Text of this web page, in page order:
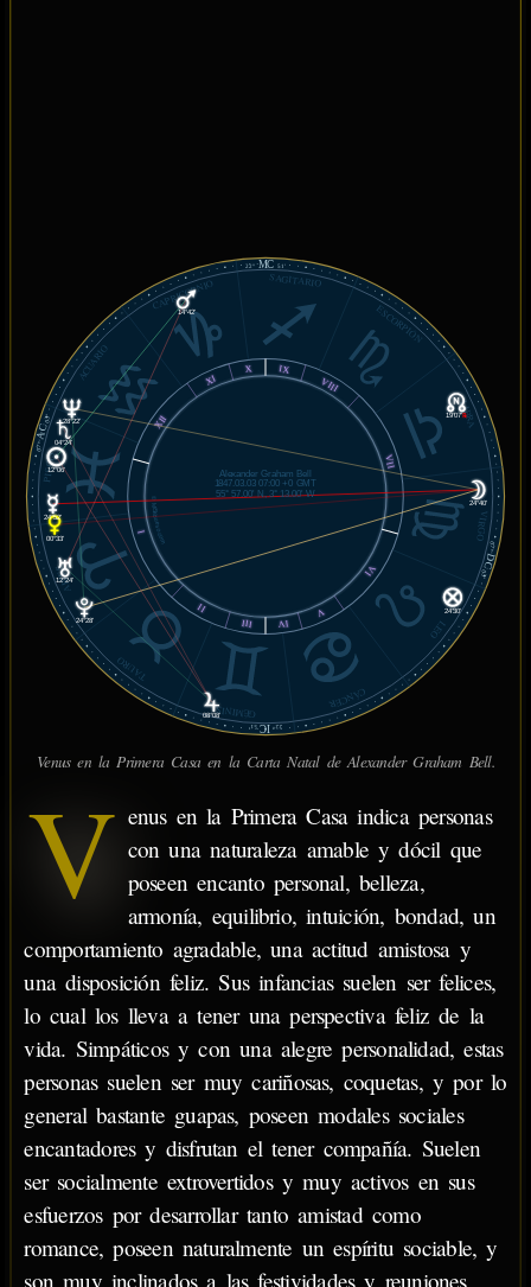
© MiSabueso.com
07°
AC
03'
07°
DC
03'
22°MC51'
22°
IC
51'
ARIES
TAURO
GÉMINIS
CÁNCER
LEO
VIRGO
LIBRA
ESCORPIÓN
SAGITARIO
CAPRICORNIO
ACUARIO
PISCIS
X
XI
XII
I
II
III IV
V
VI
VII
VIII
IX
12°06'
24°40'
24°52'
00°33'
14°42'
08°08'
04°24'
12°24'
28°22'
24°28'
19°07'℞
24°30'
Alexander Graham Bell
1847.03.03 07:00 +0 GMT
55° 57.00' N, 3° 13.00' W
Venus en la Primera Casa en la Carta Natal de Alexander Graham Bell.
V enus en la Primera Casa indica personas
con una naturaleza amable y dócil que
poseen encanto personal, belleza,
armonía, equilibrio, intuición, bondad, un
comportamiento agradable, una actitud amistosa y
una disposición feliz. Sus infancias suelen ser felices,
lo cual los lleva a tener una perspectiva feliz de la
vida. Simpáticos y con una alegre personalidad, estas
personas suelen ser muy cariñosas, coquetas, y por lo
general bastante guapas, poseen modales sociales
encantadores y disfrutan el tener compañía. Suelen
ser socialmente extrovertidos y muy activos en sus
esfuerzos por desarrollar tanto amistad como
romance, poseen naturalmente un espíritu sociable, y
son muy inclinados a las festividades y reuniones